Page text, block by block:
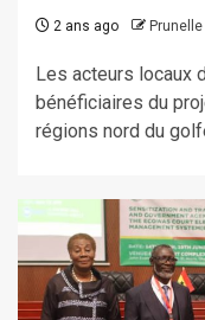
2 ans ago Prunelle
Les acteurs locaux
bénéficiaires du
régions nord du